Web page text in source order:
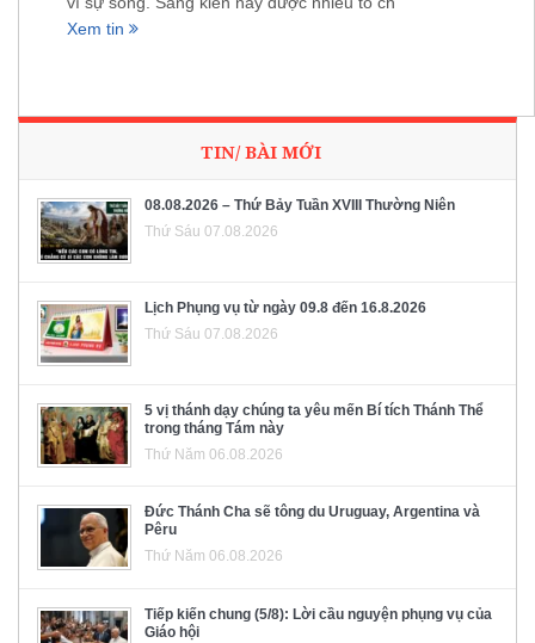
Xem tin
TIN/ BÀI MỚI
08.08.2026 – Thứ Bảy Tuần XVIII Thường Niên
Thứ Sáu 07.08.2026
Lịch Phụng vụ từ ngày 09.8 đến 16.8.2026
Thứ Sáu 07.08.2026
5 vị thánh dạy chúng ta yêu mến Bí tích Thánh Thể
trong tháng Tám này
Thứ Năm 06.08.2026
Đức Thánh Cha sẽ tông du Uruguay, Argentina và
Pêru
Thứ Năm 06.08.2026
Tiếp kiến chung (5/8): Lời cầu nguyện phụng vụ của
Giáo hội